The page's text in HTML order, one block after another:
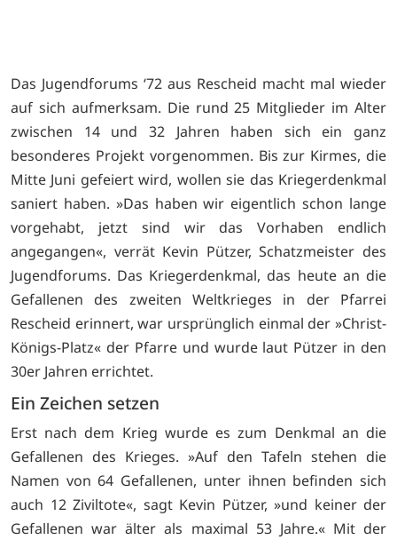
Das Jugendforums ‘72 aus Rescheid macht mal wieder
auf sich aufmerksam. Die rund 25 Mitglieder im Alter
zwischen 14 und 32 Jahren haben sich ein ganz
besonderes Projekt vorgenommen. Bis zur Kirmes, die
Mitte Juni gefeiert wird, wollen sie das Kriegerdenkmal
saniert haben. »Das haben wir eigentlich schon lange
vorgehabt, jetzt sind wir das Vorhaben endlich
angegangen«, verrät Kevin Pützer, Schatzmeister des
Jugendforums. Das Kriegerdenkmal, das heute an die
Gefallenen des zweiten Weltkrieges in der Pfarrei
Rescheid erinnert, war ursprünglich einmal der »Christ-
Königs-Platz« der Pfarre und wurde laut Pützer in den
30er Jahren errichtet.
Ein Zeichen setzen
Erst nach dem Krieg wurde es zum Denkmal an die
Gefallenen des Krieges. »Auf den Tafeln stehen die
Namen von 64 Gefallenen, unter ihnen befinden sich
auch 12 Ziviltote«, sagt Kevin Pützer, »und keiner der
Gefallenen war älter als maximal 53 Jahre.« Mit der